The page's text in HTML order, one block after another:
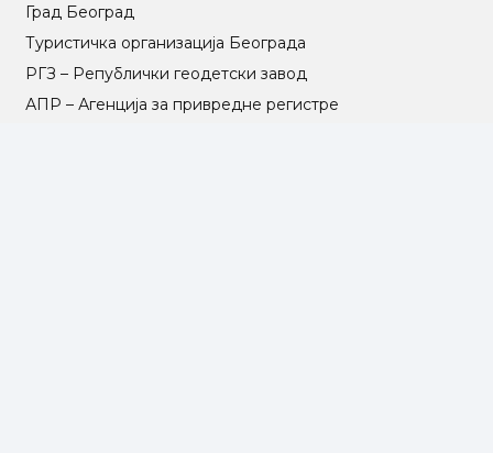
Град Београд
Туристичка организација Београда
РГЗ – Републички геодетски завод
АПР – Агенција за привредне регистре